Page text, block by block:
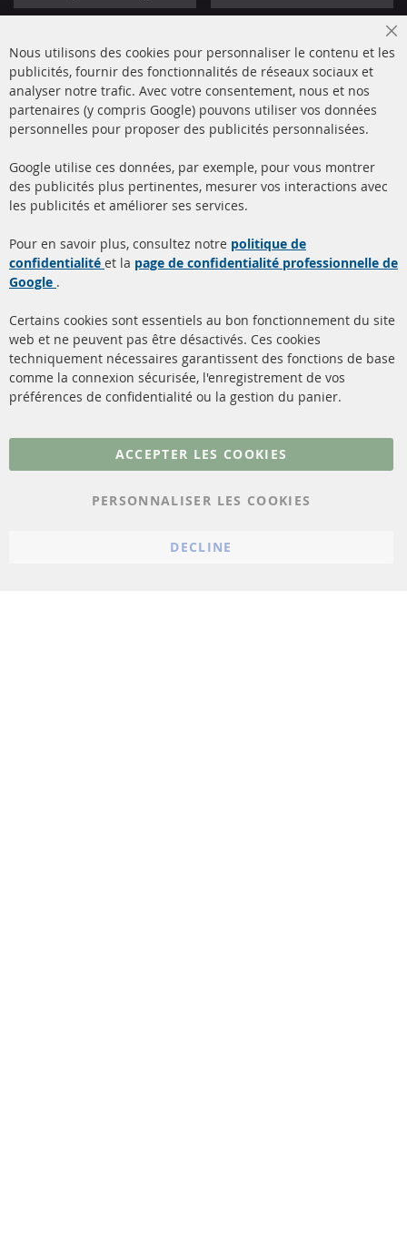
+49 (0) 4533 799000
info@contra-automotive.de
facebook
instagram
Filtres à particules diesel
(FPD)
Catalyseur (CAT)
Capteurs
Matériel de montage
à propos de nous
livraison
Contact
Résilier le contrat
Plus de liens
Conditions générales
Nous utilisons des cookies pour personnaliser le contenu et les
publicités, fournir des fonctionnalités de réseaux sociaux et
analyser notre trafic. Avec votre consentement, nous et nos
partenaires (y compris Google) pouvons utiliser vos données
personnelles pour proposer des publicités personnalisées.
Google utilise ces données, par exemple, pour vous montrer
des publicités plus pertinentes, mesurer vos interactions avec
les publicités et améliorer ses services.
Pour en savoir plus, consultez notre politique de
confidentialité et la page de confidentialité professionnelle de
Google .
Certains cookies sont essentiels au bon fonctionnement du site
web et ne peuvent pas être désactivés. Ces cookies
techniquement nécessaires garantissent des fonctions de base
comme la connexion sécurisée, l'enregistrement de vos
préférences de confidentialité ou la gestion du panier.
ACCEPTER LES COOKIES
PERSONNALISER LES COOKIES
DECLINE